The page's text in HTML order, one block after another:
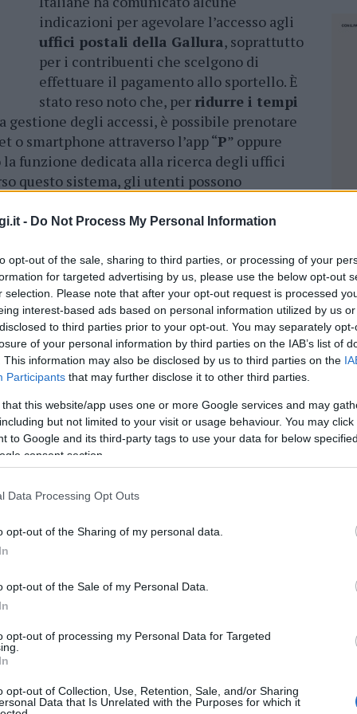
- Do Not Process My Personal Information
opt-out of the sale, sharing to third parties, or processing of your
for targeted advertising by us, please use the below opt-out
selection. Please note that after your opt-out request is processed
interest-based ads based on personal information utilized by us
to third parties prior to your opt-out. You may separately
of your personal information by third parties on the IAB’s list of
This information may also be disclosed by us to third parties on the
Participants that may further disclose it to other third parties.
that this website/app uses one or more Google services and may
but not limited to your visit or usage behaviour. You may
to Google and its third-party tags to use your data for below
consent section.
Data Processing Opt Outs
opt-out of the Sharing of my personal data.
opt-out of the Sale of my Personal Data.
opt-out of processing my Personal Data for Targeted
opt-out of Collection, Use, Retention, Sale, and/or Sharing
Data that Is Unrelated with the Purposes for which it
indicazioni per agevolare l’accesso agli
uffici postali della Gallura, soprattutto
per i contribuenti che scelgono di
effettuare il pagamento allo sportello. È
stato reso noto che, per ridurre i tempi
gestione degli accessi, è possibile prenotare
o smartphone attraverso l’app “P” oppure
funzione dedicata alla ricerca degli uffici
questo sistema, gli utenti possono
la fascia oraria disponibili
il numero e recandosi subito in ufficio.
risulta attivo in15 sedi della Gallura,
a Olbia, oltre agli uffici diArzachena,
La Maddalena,Moneta,Oschiri,Palau, San
Tempio Pausania, che rientrano nella rete
giugno in pagamento nelle Poste della
inoltreillustrato il funzionamentodell’app
per gli sportelli consente anche
Attraverso la piattaforma è possibile
, le carte Postepay
assicurative e controllare linee telefoniche
di completare operazioni legate ai
effettuare ricariche e disporre bonifici.
cliccando qui